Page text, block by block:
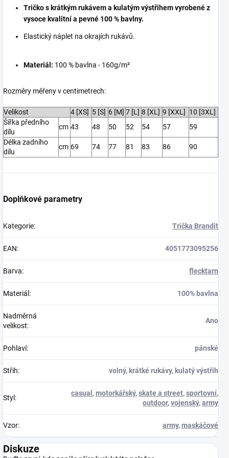
Tričko s krátkým rukávem a kulatým výstřihem vyrobené z
vysoce kvalitní a pevné 100 % bavlny.
Elastický náplet na okrajích rukávů.
Materiál: 100 % bavlna - 160g/m²
Rozměry měřeny v centimetrech:
Velikost 4 [XS] 5 [S] 6 [M] 7 [L] 8 [XL] 9 [XXL]
10 [3XL]
Šířka předního
dílu
cm 43 48 50 52 54 57
59
Délka zadního
dílu
cm 69 74 77 81 83 86 90
Doplňkové parametry
Kategorie: Trička Brandit
EAN: 4051773095256
Barva: flecktarn
Materiál : 100% bavlna
Nadměrná
velikost:
Ano
Pohlaví: pánské
Střih: volný, krátké rukávy, kulatý výstřih
Styl :
casual ,motorkářský,skate a street,sportovní,
outdoor,vojenský,army
Vzor: army,maskáčové
Diskuze